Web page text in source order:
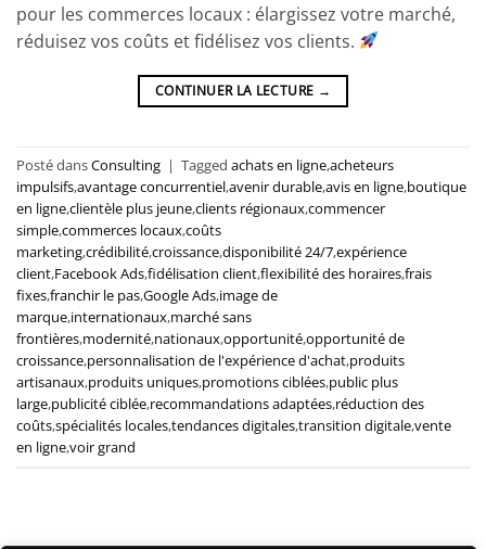
pour les commerces locaux : élargissez votre marché,
réduisez vos coûts et fidélisez vos clients.
CONTINUER LA LECTURE →
Posté dansConsulting | Tagged achats en ligne,acheteurs
impulsifs,avantage concurrentiel,avenir durable,avis en ligne,boutique
en ligne,clientèle plus jeune,clients régionaux,commencer
simple,commerces locaux,coûts
marketing,crédibilité,croissance,disponibilité 24/7,expérience
client,Facebook Ads,fidélisation client,flexibilité des horaires,frais
fixes,franchir le pas,Google Ads,image de
marque,internationaux,marché sans
frontières,modernité,nationaux,opportunité,opportunité de
croissance,personnalisation de l'expérience d'achat,produits
artisanaux,produits uniques,promotions ciblées,public plus
large,publicité ciblée,recommandations adaptées,réduction des
coûts,spécialités locales,tendances digitales,transition digitale,vente
en ligne,voir grand